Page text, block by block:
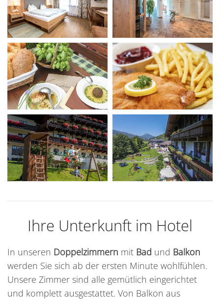
Ihre Unterkunft im Hotel
In unseren Doppelzimmern mit Bad und Balkon
werden Sie sich ab der ersten Minute wohlfühlen.
Unsere Zimmer sind alle gemütlich eingerichtet
und komplett ausgestattet. Von Balkon aus